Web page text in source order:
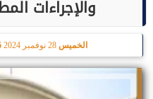
والإجراءات
الخميس 28 نوفمبر 2024